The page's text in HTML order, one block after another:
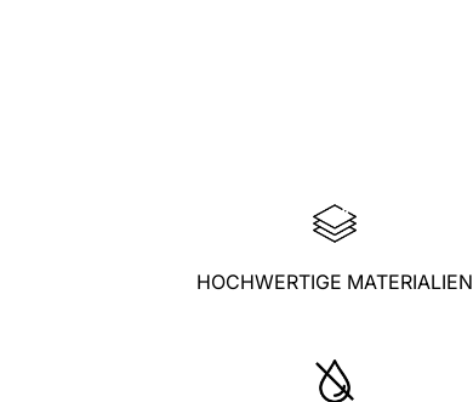
HOCHWERTIGE MATERIALIEN